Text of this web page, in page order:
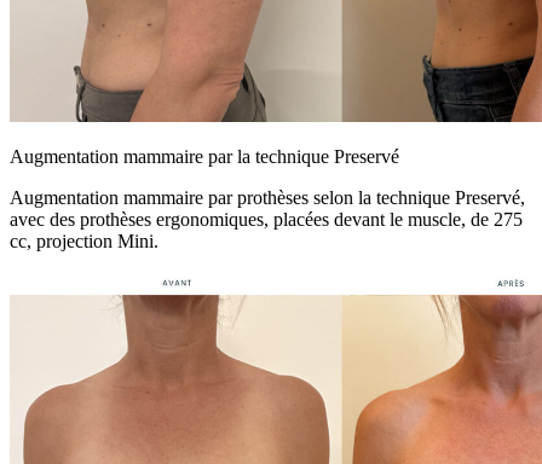
Augmentation mammaire par la technique Preservé
Augmentation mammaire par prothèses selon la technique Preservé,
avec des prothèses ergonomiques, placées devant le muscle, de 275
cc, projection Mini.